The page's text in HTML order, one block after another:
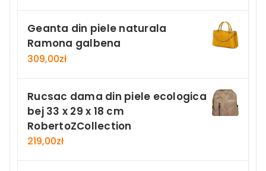
Geanta din piele naturala
Ramona galbena
309,00zł
Rucsac dama din piele ecologica
bej 33 x 29 x 18 cm
RobertoZCollection
219,00zł